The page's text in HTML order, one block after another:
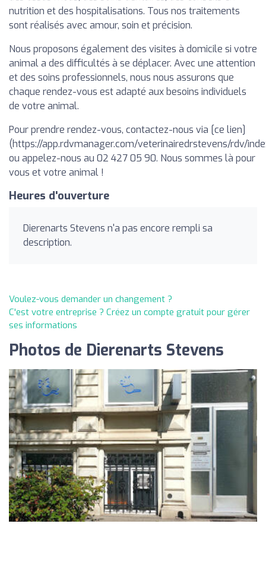
nutrition et des hospitalisations. Tous nos traitements
sont réalisés avec amour, soin et précision.
Nous proposons également des visites à domicile si votre
animal a des difficultés à se déplacer. Avec une attention
et des soins professionnels, nous nous assurons que
chaque rendez-vous est adapté aux besoins individuels
de votre animal.
Pour prendre rendez-vous, contactez-nous via [ce lien]
(https://app.rdvmanager.com/veterinairedrstevens/rdv/
ou appelez-nous au 02 427 05 90. Nous sommes là pour
vous et votre animal !
Heures d'ouverture
Dierenarts Stevens n'a pas encore rempli sa
description.
Voulez-vous demander un changement ?
C'est votre entreprise ? Créez un compte gratuit pour gérer
ses informations
Photos de Dierenarts Stevens